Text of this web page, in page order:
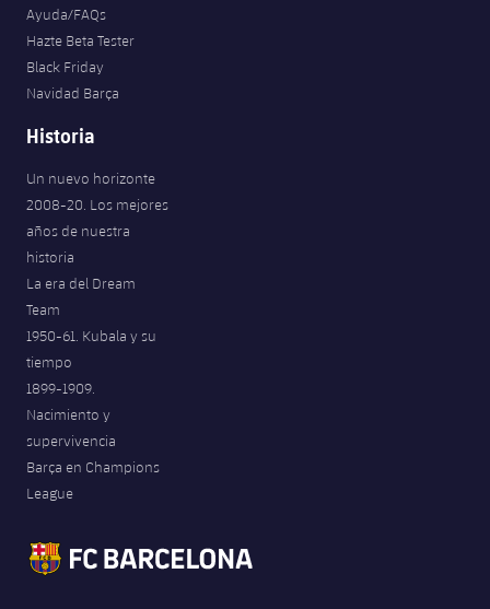
Ayuda/FAQs
Hazte Beta Tester
Black Friday
Navidad Barça
Historia
Un nuevo horizonte
2008-20. Los mejores
años de nuestra
historia
La era del Dream
Team
1950-61. Kubala y su
tiempo
1899-1909.
Nacimiento y
supervivencia
Barça en Champions
League